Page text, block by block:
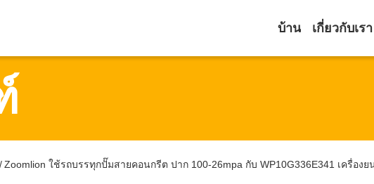
บ้าน เกี่ยวกับเรา
/Zoomlion ใช้รถบรรทุกปั๊มสายคอนกรีต ปาก 100-26mpa กับ WP10G336E341 เครื่องย